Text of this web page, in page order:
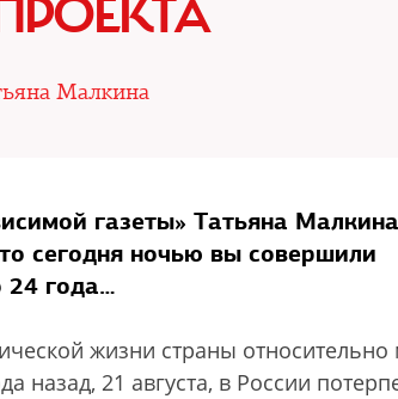
Малкина
газеты» Татьяна Малкина
сегодня ночью вы совершили
24 года…
жизни страны относительно
назад, 21 августа, в России